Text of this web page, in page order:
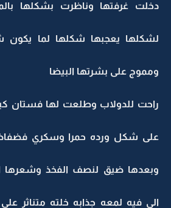
دخلت غرفتها وناظرت بشكلها
لشكلها يعجبها شكلها لما يكون
ومموج على بشرتها البيضا
راحت للدولاب وطلعت لها فستان
على شكل ورده حمرا وسكري
وبعدها ضيق لنصف الفخذ وشعرها
الي فيه لمعه جذابه خلته متناثر